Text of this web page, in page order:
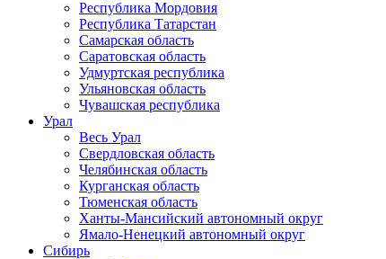
Республика Мордовия
Республика Татарстан
Самарская область
Саратовская область
Удмуртская республика
Ульяновская область
Чувашская республика
Урал
Весь Урал
Свердловская область
Челябинская область
Курганская область
Тюменская область
Ханты-Мансийский автономный округ
Ямало-Ненецкий автономный округ
Сибирь